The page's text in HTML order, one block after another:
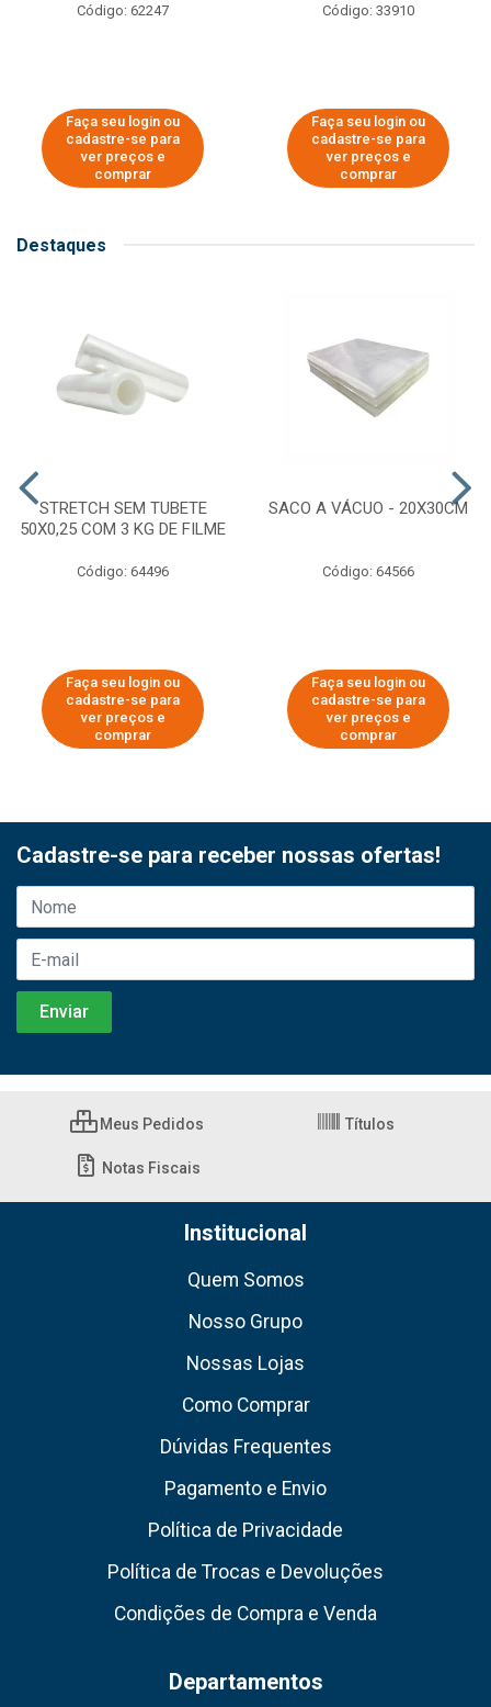
Código: 62247
Faça seu login ou
cadastre-se para
ver preços e
comprar
Código: 33910
Faça seu login ou
cadastre-se para
ver preços e
comprar
Destaques
STRETCH SEM TUBETE
50X0,25 COM 3 KG DE FILME
Código: 64496
Faça seu login ou
cadastre-se para
ver preços e
comprar
SACO A VÁCUO - 20X30CM
Código: 64566
Faça seu login ou
cadastre-se para
ver preços e
comprar
Cadastre-se para receber nossas ofertas!
Meus Pedidos Títulos
Notas Fiscais
Institucional
Quem Somos
Nosso Grupo
Nossas Lojas
Como Comprar
Dúvidas Frequentes
Pagamento e Envio
Política de Privacidade
Política de Trocas e Devoluções
Condições de Compra e Venda
Departamentos